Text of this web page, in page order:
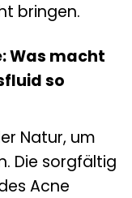
bringen.
Was macht
so
Natur, um
Die sorgfältig
Acne